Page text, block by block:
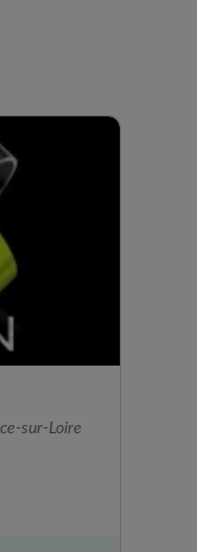
sur-Loire